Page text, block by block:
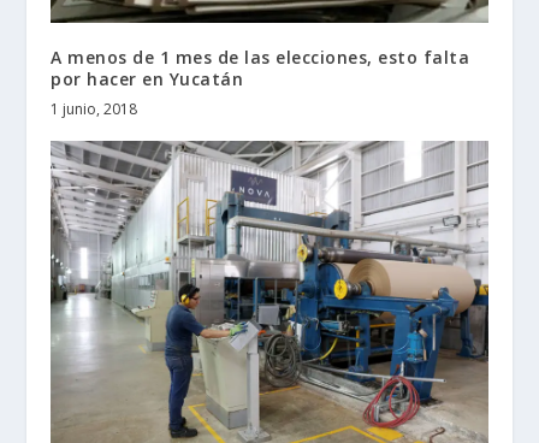
A menos de 1 mes de las elecciones, esto falta
por hacer en Yucatán
1 junio, 2018